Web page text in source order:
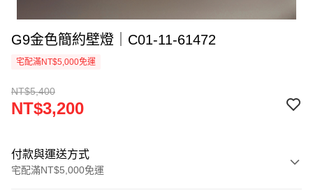
G9金色簡約壁燈｜C01-11-61472
宅配滿NT$5,000免運
NT$5,400
NT$3,200
付款與運送方式
宅配滿NT$5,000免運